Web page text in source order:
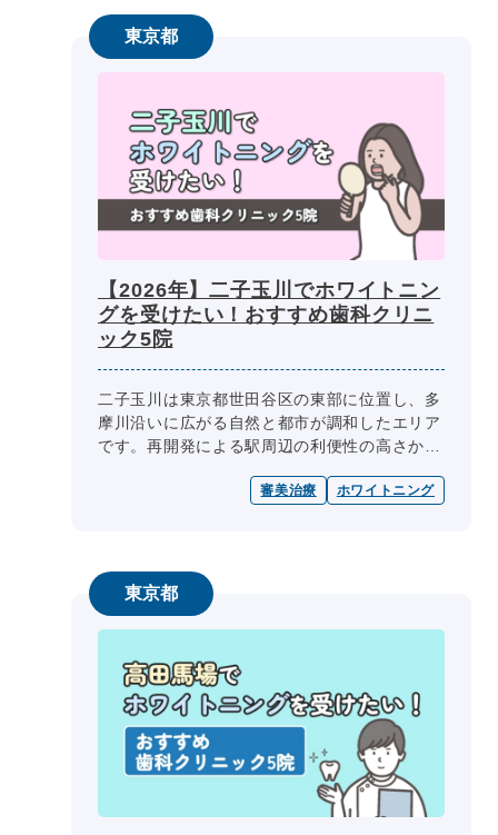
東京都
【2026年】二子玉川でホワイトニン
グを受けたい！おすすめ歯科クリニ
ック5院
二子玉川は東京都世田谷区の東部に位置し、多
摩川沿いに広がる自然と都市が調和したエリア
です。再開発による駅周辺の利便性の高さか
そんな二子玉川周辺には、ホワイ...
審美治療 ホワイトニング
東京都